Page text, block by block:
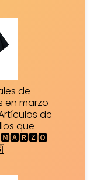
de
en marzo
de
que
🅼🅰🆁🆉🅾